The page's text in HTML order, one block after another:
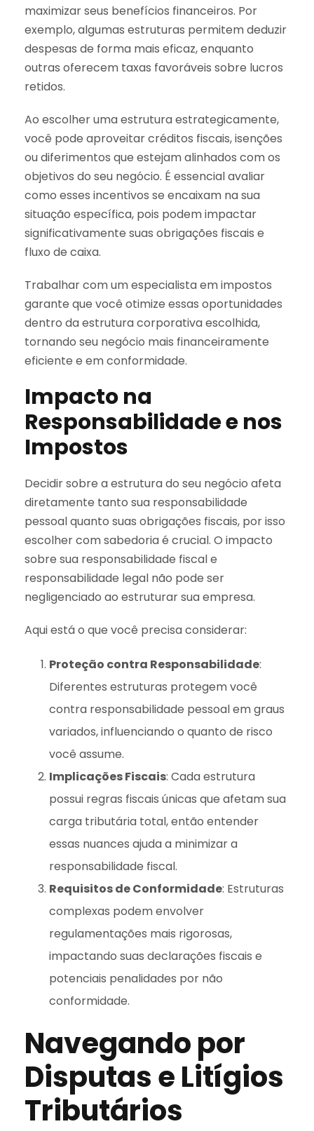
maximizar seus benefícios financeiros. Por
exemplo, algumas estruturas permitem deduzir
despesas de forma mais eficaz, enquanto
outras oferecem taxas favoráveis sobre lucros
retidos.
Ao escolher uma estrutura estrategicamente,
você pode aproveitar créditos fiscais, isenções
ou diferimentos que estejam alinhados com os
objetivos do seu negócio. É essencial avaliar
como esses incentivos se encaixam na sua
situação específica, pois podem impactar
significativamente suas obrigações fiscais e
fluxo de caixa.
Trabalhar com um especialista em impostos
garante que você otimize essas oportunidades
dentro da estrutura corporativa escolhida,
tornando seu negócio mais financeiramente
eficiente e em conformidade.
Impacto na
Responsabilidade e nos
Impostos
Decidir sobre a estrutura do seu negócio afeta
diretamente tanto sua responsabilidade
pessoal quanto suas obrigações fiscais, por isso
escolher com sabedoria é crucial. O impacto
sobre sua responsabilidade fiscal e
responsabilidade legal não pode ser
negligenciado ao estruturar sua empresa.
Aqui está o que você precisa considerar:
Proteção contra Responsabilidade:
Diferentes estruturas protegem você
contra responsabilidade pessoal em graus
variados, influenciando o quanto de risco
você assume.
Implicações Fiscais: Cada estrutura
possui regras fiscais únicas que afetam sua
carga tributária total, então entender
essas nuances ajuda a minimizar a
responsabilidade fiscal.
Requisitos de Conformidade: Estruturas
complexas podem envolver
regulamentações mais rigorosas,
impactando suas declarações fiscais e
potenciais penalidades por não
conformidade.
Navegando por
Disputas e Litígios
Tributários